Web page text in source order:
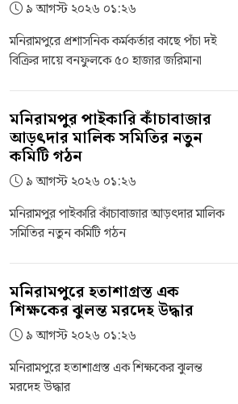
৯ আগস্ট ২০২৬ ০১:২৬
মনিরামপুরে প্রশাসনিক কর্মকর্তার কাছে পঁচা দই
বিক্রির দায়ে বনফুলকে ৫০ হাজার জরিমানা
মনিরামপুর পাইকারি কাঁচাবাজার
আড়ৎদার মালিক সমিতির নতুন
কমিটি গঠন
৯ আগস্ট ২০২৬ ০১:২৬
মনিরামপুর পাইকারি কাঁচাবাজার আড়ৎদার মালিক
সমিতির নতুন কমিটি গঠন
মনিরামপুরে হতাশাগ্রস্ত এক
শিক্ষকের ঝুলন্ত মরদেহ উদ্ধার
৯ আগস্ট ২০২৬ ০১:২৬
মনিরামপুরে হতাশাগ্রস্ত এক শিক্ষকের ঝুলন্ত
মরদেহ উদ্ধার